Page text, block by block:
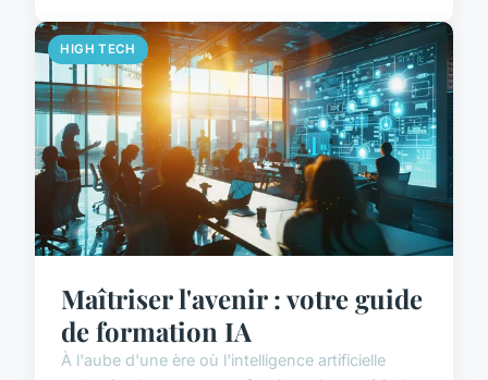
HIGH TECH
Maîtriser l'avenir : votre guide
de formation IA
À l'aube d'une ère où l'intelligence artificielle